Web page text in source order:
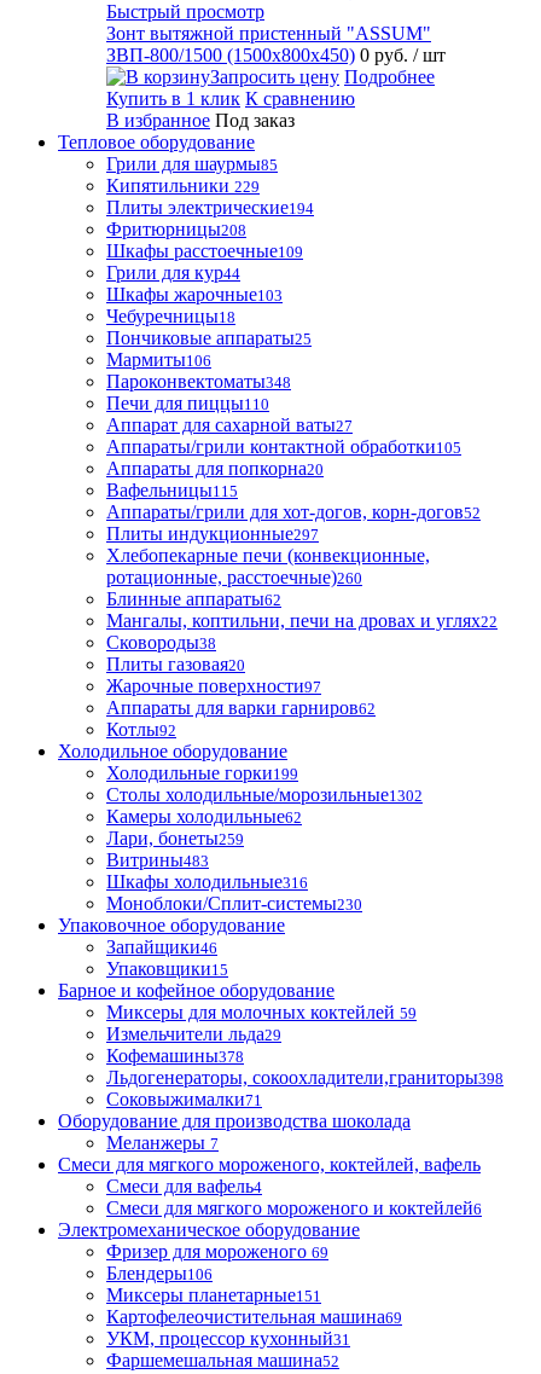
Быстрый просмотр
Зонт вытяжной пристенный "ASSUM"
ЗВП-800/1500 (1500х800х450) 0 руб. / шт
Запросить цену Подробнее
Купить в 1 клик К сравнению
В избранное Под заказ
Тепловое оборудование
Грили для шаурмы85
Кипятильники 229
Плиты электрические194
Фритюрницы208
Шкафы расстоечные109
Грили для кур44
Шкафы жарочные103
Чебуречницы18
Пончиковые аппараты25
Мармиты106
Пароконвектоматы348
Печи для пиццы110
Аппарат для сахарной ваты27
Аппараты/грили контактной обработки105
Аппараты для попкорна20
Вафельницы115
Аппараты/грили для хот-догов, корн-догов52
Плиты индукционные297
Хлебопекарные печи (конвекционные,
ротационные, расстоечные)260
Блинные аппараты62
Мангалы, коптильни, печи на дровах и углях22
Сковороды38
Плиты газовая20
Жарочные поверхности97
Аппараты для варки гарниров62
Котлы92
Холодильное оборудование
Холодильные горки199
Столы холодильные/морозильные1302
Камеры холодильные62
Лари, бонеты259
Витрины483
Шкафы холодильные316
Моноблоки/Сплит-системы230
Упаковочное оборудование
Запайщики46
Упаковщики15
Барное и кофейное оборудование
Миксеры для молочных коктейлей 59
Измельчители льда29
Кофемашины378
Льдогенераторы, сокоохладители,граниторы398
Соковыжималки71
Оборудование для производства шоколада
Меланжеры 7
Смеси для мягкого мороженого, коктейлей, вафель
Смеси для вафель4
Смеси для мягкого мороженого и коктейлей6
Электромеханическое оборудование
Фризер для мороженого 69
Блендеры106
Миксеры планетарные151
Картофелеочистительная машина69
УКМ, процессор кухонный31
Фаршемешальная машина52